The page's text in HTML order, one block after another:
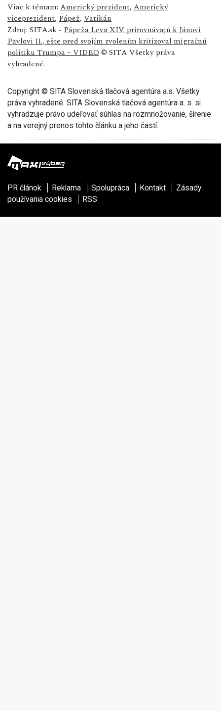
Viac k témam: Americký prezident, Americký
viceprezident, Pápež, Vatikán
Zdroj: SITA.sk - Pápeža Leva XIV. prirovnávajú k Jánovi
Pavlovi II., ešte pred svojím zvolením kritizoval migračnú
politiku Trumpa – VIDEO © SITA Všetky práva
vyhradené.
Copyright © SITA Slovenská tlačová agentúra a.s. Všetky
práva vyhradené. SITA Slovenská tlačová agentúra a. s. si
vyhradzuje právo udeľovať súhlas na rozmnožovanie, šírenie
a na verejný prenos tohto článku a jeho častí.
PR článok Reklama Spolupráca Kontakt
Zásady
používania cookies
RSS